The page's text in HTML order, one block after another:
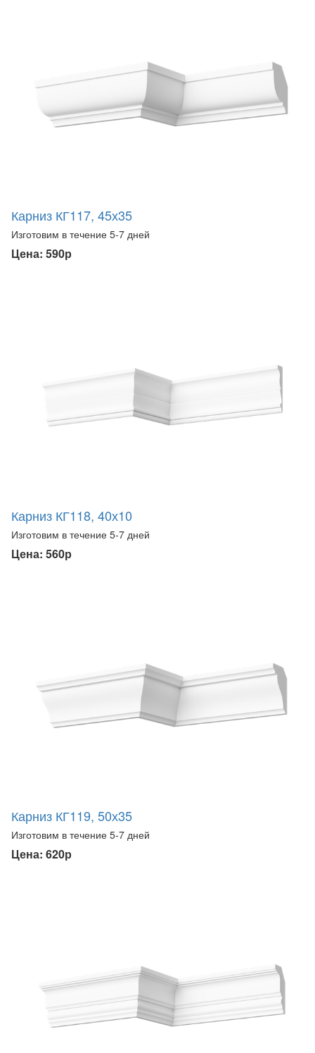
Карниз КГ117, 45х35
Изготовим в течение 5-7 дней
Цена: 590р
Карниз КГ118, 40х10
Изготовим в течение 5-7 дней
Цена: 560р
Карниз КГ119, 50х35
Изготовим в течение 5-7 дней
Цена: 620р